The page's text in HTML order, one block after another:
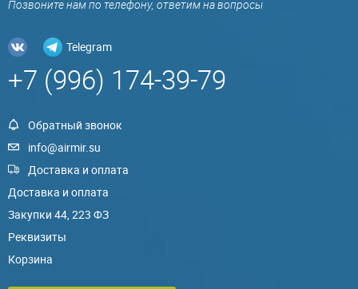
Позвоните нам по телефону, ответим на вопросы
Telegram
+7 (996) 174-39-79
Обратный звонок
info@airmir.su
Доставка и оплата
Доставка и оплата
Закупки 44, 223 ФЗ
Реквизиты
Корзина